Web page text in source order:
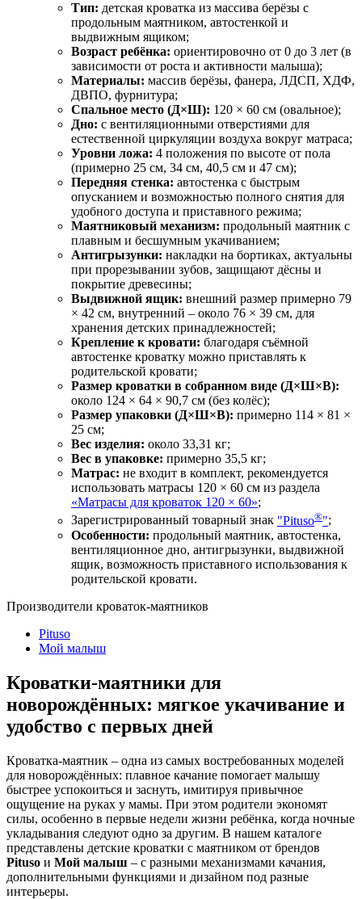
Тип: детская кроватка из массива берёзы с
продольным маятником, автостенкой и
выдвижным ящиком;
Возраст ребёнка: ориентировочно от 0 до 3 лет (в
зависимости от роста и активности малыша);
Материалы: массив берёзы, фанера, ЛДСП, ХДФ,
ДВПО, фурнитура;
Спальное место (Д×Ш): 120 × 60 см (овальное);
Дно: с вентиляционными отверстиями для
естественной циркуляции воздуха вокруг матраса;
Уровни ложа: 4 положения по высоте от пола
(примерно 25 см, 34 см, 40,5 см и 47 см);
Передняя стенка: автостенка с быстрым
опусканием и возможностью полного снятия для
удобного доступа и приставного режима;
Маятниковый механизм: продольный маятник с
плавным и бесшумным укачиванием;
Антигрызунки: накладки на бортиках, актуальны
при прорезывании зубов, защищают дёсны и
покрытие древесины;
Выдвижной ящик: внешний размер примерно 79
× 42 см, внутренний – около 76 × 39 см, для
хранения детских принадлежностей;
Крепление к кровати: благодаря съёмной
автостенке кроватку можно приставлять к
родительской кровати;
Размер кроватки в собранном виде (Д×Ш×В):
около 124 × 64 × 90,7 см (без колёс);
Размер упаковки (Д×Ш×В): примерно 114 × 81 ×
25 см;
Вес изделия: около 33,31 кг;
Вес в упаковке: примерно 35,5 кг;
Матрас: не входит в комплект, рекомендуется
использовать матрасы 120 × 60 см из раздела
«Матрасы для кроваток 120 × 60»;
Зарегистрированный товарный знак "Pituso®";
Особенности: продольный маятник, автостенка,
вентиляционное дно, антигрызунки, выдвижной
ящик, возможность приставного использования к
родительской кровати.
Производители кроваток-маятников
Pituso
Мой малыш
Кроватки-маятники для
новорождённых: мягкое укачивание и
удобство с первых дней
Кроватка-маятник – одна из самых востребованных моделей
для новорождённых: плавное качание помогает малышу
быстрее успокоиться и заснуть, имитируя привычное
ощущение на руках у мамы. При этом родители экономят
силы, особенно в первые недели жизни ребёнка, когда ночные
укладывания следуют одно за другим. В нашем каталоге
представлены детские кроватки с маятником от брендов
Pituso и Мой малыш – с разными механизмами качания,
дополнительными функциями и дизайном под разные
интерьеры.